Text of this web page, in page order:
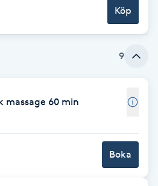
Köp
9
massage 60 min
Boka